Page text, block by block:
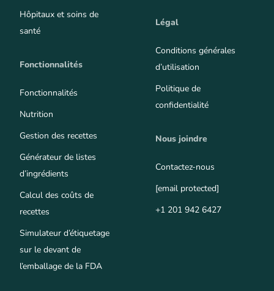
Hôpitaux et soins de
santé
Fonctionnalités
Fonctionnalités
Nutrition
Gestion des recettes
Générateur de listes
d’ingrédients
Calcul des coûts de
recettes
Simulateur d’étiquetage
sur le devant de
l’emballage de la FDA
Légal
Conditions générales
d’utilisation
Politique de
confidentialité
Nous joindre
Contactez-nous
[email protected]
+1 201 942 6427